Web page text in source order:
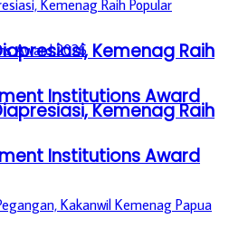
Kemenag Raih
Institutions Award
Kemenag Raih
Institutions Award